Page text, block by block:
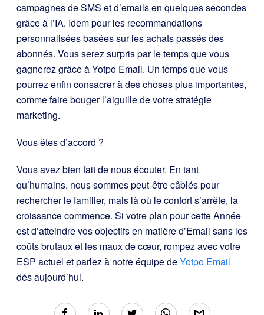
campagnes de SMS et d’emails en quelques secondes
grâce à l’IA. Idem pour les recommandations
personnalisées basées sur les achats passés des
abonnés. Vous serez surpris par le temps que vous
gagnerez grâce à Yotpo Email. Un temps que vous
pourrez enfin consacrer à des choses plus importantes,
comme faire bouger l’aiguille de votre stratégie
marketing.
Vous êtes d’accord ?
Vous avez bien fait de nous écouter. En tant
qu’humains, nous sommes peut-être câblés pour
rechercher le familier, mais là où le confort s’arrête, la
croissance commence. Si votre plan pour cette Année
est d’atteindre vos objectifs en matière d’Email sans les
coûts brutaux et les maux de cœur, rompez avec votre
ESP actuel et parlez à notre équipe deYotpo Email
dès aujourd’hui.